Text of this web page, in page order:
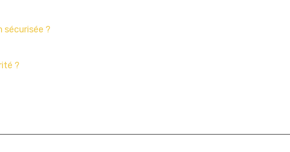
sécurisée ?
?